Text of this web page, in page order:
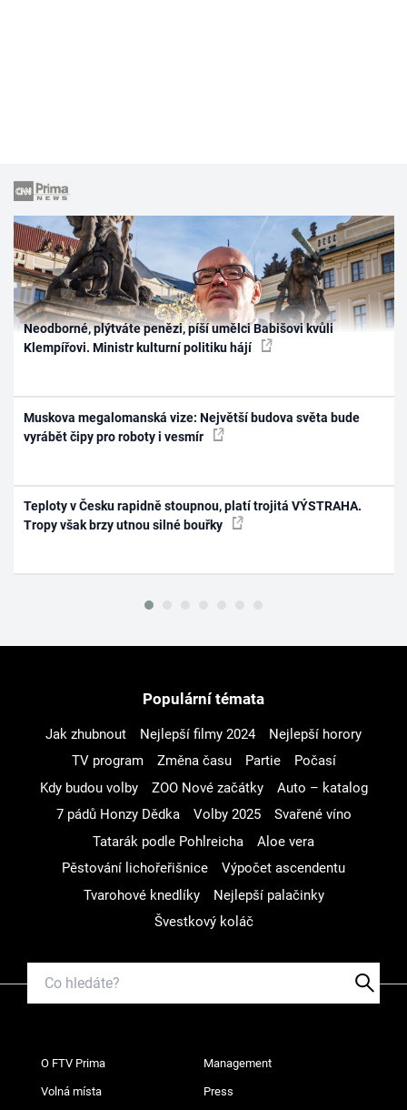
Neodborné, plýtváte penězi, píší umělci Babišovi kvůli
Klempířovi. Ministr kulturní politiku hájí
Muskova megalomanská vize: Největší budova světa bude
vyrábět čipy pro roboty i vesmír
Teploty v Česku rapidně stoupnou, platí trojitá VÝSTRAHA.
Tropy však brzy utnou silné bouřky
Populární témata
Jak zhubnout Nejlepší filmy 2024
Nejlepší horory
TV program
Změna času Partie
Počasí
Kdy budou volby
ZOO Nové začátky
Auto – katalog
7 pádů Honzy Dědka
Volby 2025
Svařené víno
Tatarák podle Pohlreicha
Aloe vera
Pěstování lichořeřišnice
Výpočet ascendentu
Tvarohové knedlíky
Nejlepší palačinky
Švestkový koláč
O FTV Prima Management
Volná místa Press